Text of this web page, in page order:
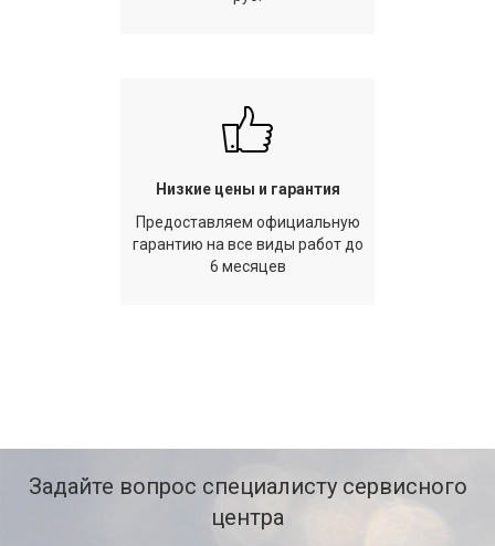
Низкие цены и гарантия
Предоставляем официальную
гарантию на все виды работ до
6 месяцев
Задайте вопрос специалисту сервисного
центра